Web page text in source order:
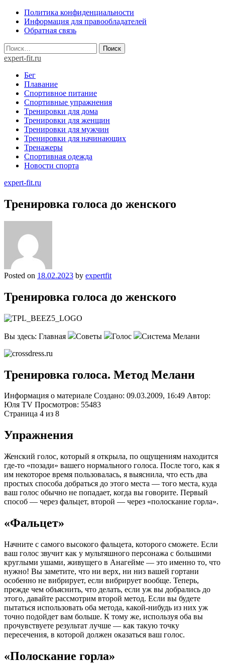
Skip
content
Политика конфиденциальности
Информация для правообладателей
Обратная связь
Найти:
expert-fit.ru
Бег
Плавание
Спортивное питание
Спортивные упражнения
Тренировки для дома
Тренировки для женщин
Тренировки для мужчин
Тренировки для начинающих
Тренажеры
Спортивная одежда
Новости спорта
expert-fit.ru
Тренировка голоса до женского
Posted on 18.02.2023 by expertfit
Тренировка голоса до женского
Вы здесь: Главная Советы Голос Система Мелани
Тренировка голоса. Метод Мелани
Информация о материале Создано: 09.03.2009, 16:49 Автор:
Юля TV Просмотров: 55483
Страница 4 из 8
Упражнения
Женский голос, который я открыла, по ощущениям находится
где-то «позади» вашего нормального голоса. После того, как я
им некоторое время пользовалась, я выяснила, что есть два
простых способа добраться до этого места — того места, куда
ваш голос обычно не попадает, когда вы говорите. Первый
способ — через фальцет, второй — через «полоскание горла».
«Фальцет»
Начните с самого высокого фальцета, которого сможете. Если
ваш голос звучит как у мультяшного персонажа с большими
круглыми ушами, живущего в Анагейме — это именно то, что
нужно! Вы заметите, что ни верх, ни низ вашей гортани
особенно не вибрирует, если вибрирует вообще. Теперь,
прежде чем объяснить, что делать, если уж вы добрались до
этого, давайте рассмотрим второй метод. Если вы будете
пытаться использовать оба метода, какой-нибудь из них уж
точно подойдет вам больше. К тому же, используя оба вы
прочувствуете результат лучше — как такую точку
пересечения, в которой должен оказаться ваш голос.
«Полоскание горла»